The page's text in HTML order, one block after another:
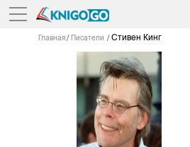
Главная Писатели Стивен Кинг